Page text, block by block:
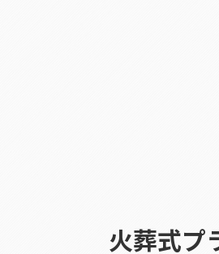
火葬式プ